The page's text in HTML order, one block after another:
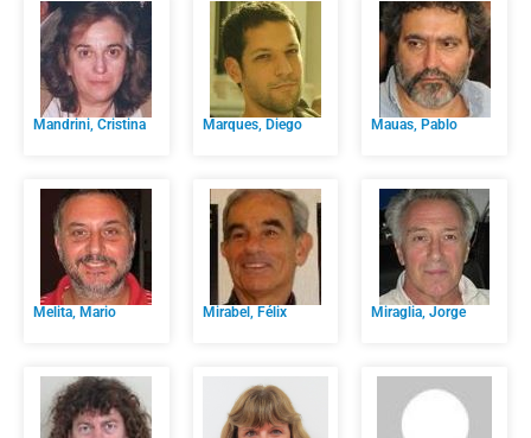
Mandrini, Cristina Marques, Diego Mauas, Pablo
Melita, Mario Mirabel, Félix Miraglia, Jorge